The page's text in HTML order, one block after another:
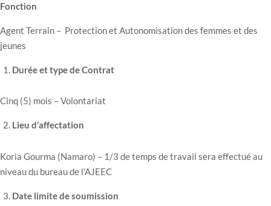
Fonction
Agent Terrain – Protection et Autonomisation des femmes et des
jeunes
Durée et type de Contrat
Cinq (5) mois – Volontariat
Lieu d’affectation
Koria Gourma (Namaro) – 1/3 de temps de travail sera effectué au
niveau du bureau de l’AJEEC
Date limite de soumission